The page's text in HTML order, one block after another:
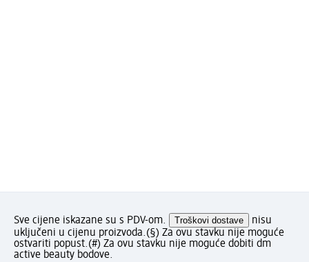
Sve cijene iskazane su s PDV-om. Troškovi dostave
nisu
uključeni u cijenu proizvoda.(§) Za ovu stavku nije moguće
ostvariti popust.(#) Za ovu stavku nije moguće dobiti dm
active beauty bodove.